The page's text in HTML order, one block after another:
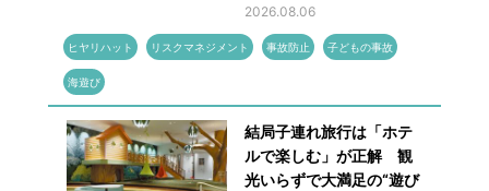
2026.08.06
ヒヤリハット リスクマネジメント 事故防止 子どもの事故
海遊び
結局子連れ旅行は「ホテ
ルで楽しむ」が正解 観
光いらずで大満足の“遊び